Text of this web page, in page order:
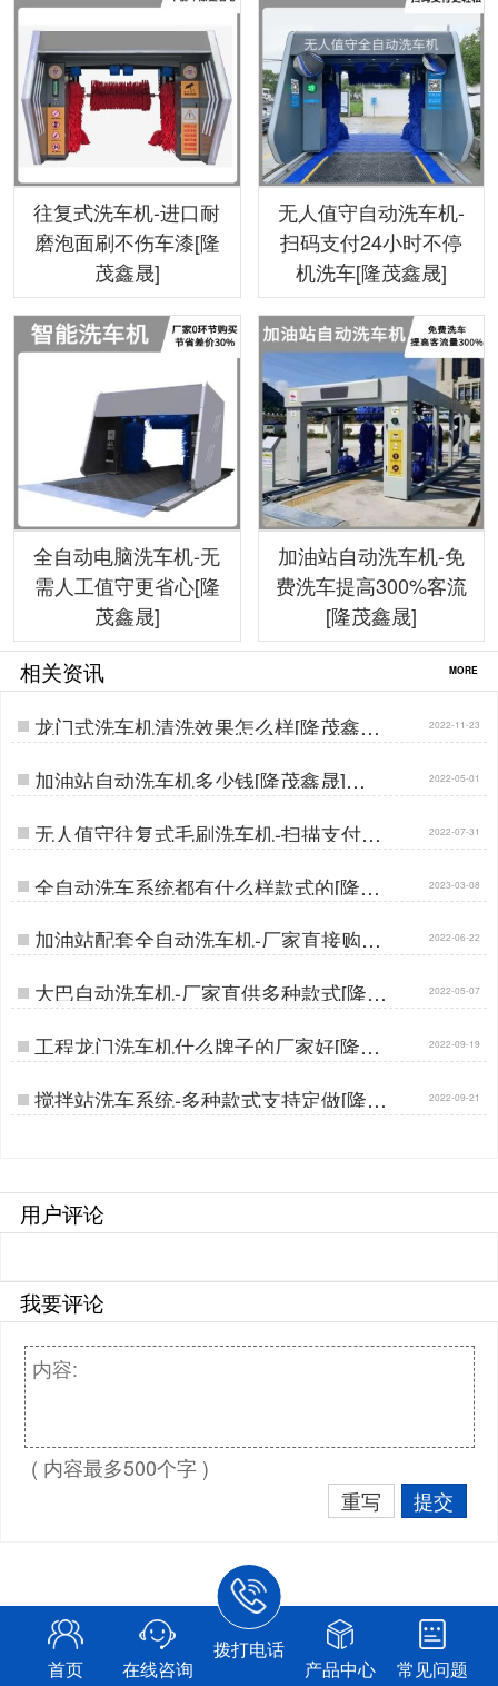
往复式洗车机-进口耐
磨泡面刷不伤车漆[隆
茂鑫晟]
无人值守自动洗车机-
扫码支付24小时不停
机洗车[隆茂鑫晟]
全自动电脑洗车机-无
需人工值守更省心[隆
茂鑫晟]
加油站自动洗车机-免
费洗车提高300%客流
[隆茂鑫晟]
相关资讯 MORE
龙门式洗车机清洗效果怎么样[隆茂鑫晟]
…
2022-11-23
加油站自动洗车机多少钱[隆茂鑫晟]… 2022-05-01
无人值守往复式毛刷洗车机-扫描支付一
键启动[隆茂鑫晟]…
2022-07-31
全自动洗车系统都有什么样款式的[隆茂
鑫晟]…
2023-03-08
加油站配套全自动洗车机-厂家直接购买
更实惠[隆茂鑫晟]…
2022-06-22
大巴自动洗车机-厂家直供多种款式[隆茂
鑫晟]…
2022-05-07
工程龙门洗车机什么牌子的厂家好[隆茂
鑫晟]…
2022-09-19
搅拌站洗车系统-多种款式支持定做[隆茂
鑫晟]…
2022-09-21
用户评论
我要评论
( 内容最多500个字 )
重写
提交
首页 在线咨询
拨打电话
产品中心
常见问题